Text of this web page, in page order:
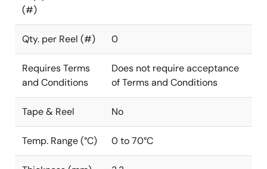
(#)
Qty. per Reel (#) 0
Requires Terms
and Conditions
Does not require acceptance
of Terms and Conditions
Tape & Reel No
Temp. Range (°C) 0 to 70°C